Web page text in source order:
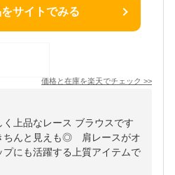
サイトでみる
価格と在庫を楽天でチェック >>
上品なレース ブラウスです
ちんと見えも◎ 肩レースがオ
にも活躍する上質アイテムで